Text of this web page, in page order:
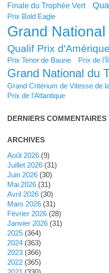
Finale du Trophée Vert
Prix Bold Eagle
Grand
Qualif Prix
Prix Tenor de Baune Prix de
Grand National du
Grand Critérium de Vitesse de
Prix de l'Atlantique
DERNIERS COMMENTAIRES
ARCHIVES
août 2026(9)
juillet 2026(31)
juin 2026(30)
mai 2026(31)
avril 2026(30)
mars 2026(31)
février 2026(28)
janvier 2026(31)
2025(364)
2024(363)
2023(366)
2022(365)